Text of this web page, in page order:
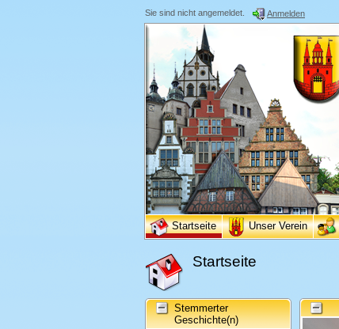
Sie sind nicht angemeldet. Anmelden
Startseite Unser Verein
Startseite
Stemmerter
Geschichte(n)